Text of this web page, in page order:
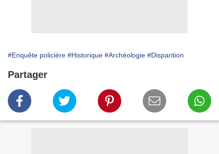
#Enquête policière #Historique #Archéologie #Disparition
Partager